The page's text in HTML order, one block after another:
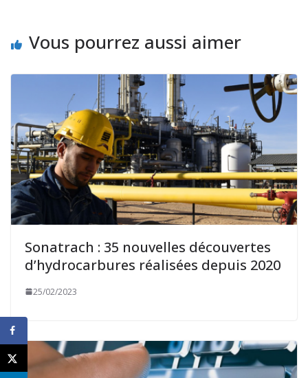
Vous pourrez aussi aimer
Sonatrach : 35 nouvelles découvertes
d’hydrocarbures réalisées depuis 2020
25/02/2023